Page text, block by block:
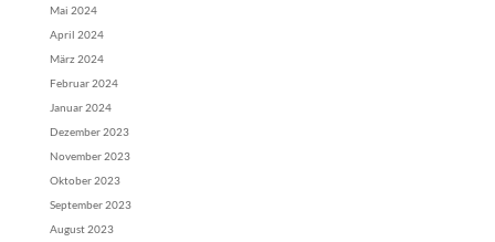
Mai 2024
April 2024
März 2024
Februar 2024
Januar 2024
Dezember 2023
November 2023
Oktober 2023
September 2023
August 2023